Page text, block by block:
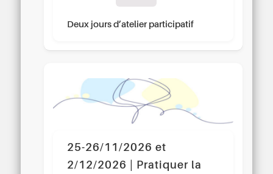
Deux jours d’atelier participatif
25-26/11/2026 et
2/12/2026 | Pratiquer la